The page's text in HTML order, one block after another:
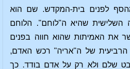
לפנים בית-המקדש. שם הוא
השלישית שהיא ה"לוחם". הלוחם
את האמיתות שהוא חווה בפנים
של ה"אריה" רכש האדם,
שלם ולא רק על אדם בודד. כך